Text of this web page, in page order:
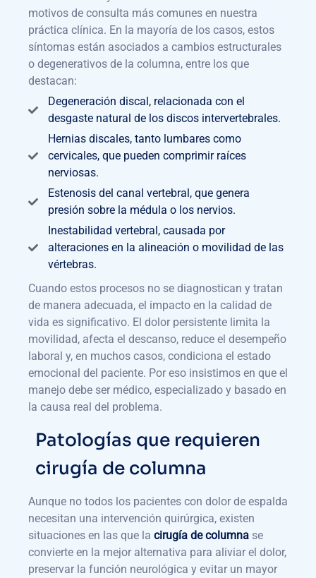
motivos de consulta más comunes en nuestra
práctica clínica. En la mayoría de los casos, estos
síntomas están asociados a cambios estructurales
o degenerativos de la columna, entre los que
destacan:
Degeneración discal, relacionada con el
desgaste natural de los discos intervertebrales.
Hernias discales, tanto lumbares como
cervicales, que pueden comprimir raíces
nerviosas.
Estenosis del canal vertebral, que genera
presión sobre la médula o los nervios.
Inestabilidad vertebral, causada por
alteraciones en la alineación o movilidad de las
vértebras.
Cuando estos procesos no se diagnostican y tratan
de manera adecuada, el impacto en la calidad de
vida es significativo. El dolor persistente limita la
movilidad, afecta el descanso, reduce el desempeño
laboral y, en muchos casos, condiciona el estado
emocional del paciente. Por eso insistimos en que el
manejo debe ser médico, especializado y basado en
la causa real del problema.
Patologías que requieren
cirugía de columna
Aunque no todos los pacientes con dolor de espalda
necesitan una intervención quirúrgica, existen
situaciones en las que la cirugía de columna se
convierte en la mejor alternativa para aliviar el dolor,
preservar la función neurológica y evitar un mayor